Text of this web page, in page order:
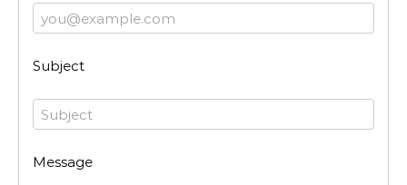
Subject
Message